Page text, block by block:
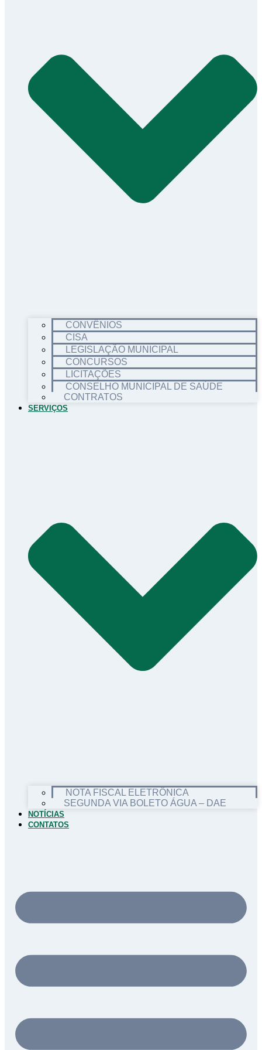
CONVÊNIOS
CISA
LEGISLAÇÃO MUNICIPAL
CONCURSOS
LICITAÇÕES
CONSELHO MUNICIPAL DE SAÚDE
CONTRATOS
SERVIÇOS
NOTA FISCAL ELETRÔNICA
SEGUNDA VIA BOLETO ÁGUA – DAE
NOTÍCIAS
CONTATOS